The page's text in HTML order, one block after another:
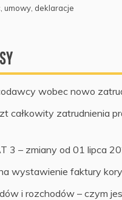
umowy, deklaracje
wobec nowo
całkowity zatrudnienia
3 – zmiany od 01 lipca
wystawienie faktury
i rozchodów – czym